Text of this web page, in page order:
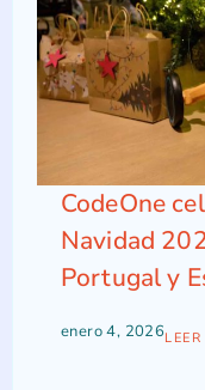
CodeOne
Navidad
Portugal y
enero 4, 2026